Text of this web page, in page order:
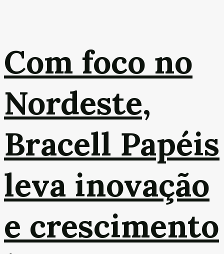
Com foco no
Nordeste,
Bracell Papéis
leva inovação
e crescimento